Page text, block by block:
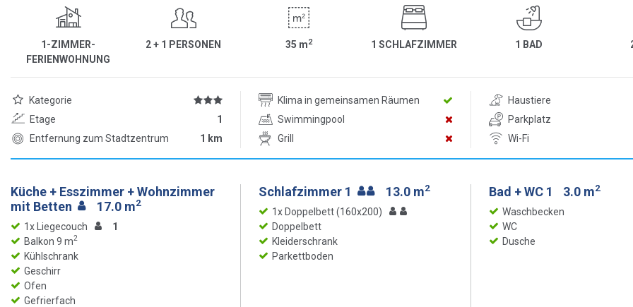
1-ZIMMER-
FERIENWOHNUNG
2 + 1 PERSONEN 35 m2 1 SCHLAFZIMMER 1 BAD
Kategorie Klima in gemeinsamen Räumen
Haustiere
Etage
1 Swimmingpool
Parkplatz
Entfernung zum Stadtzentrum
1 km Grill Wi-Fi
Küche + Esszimmer + Wohnzimmer
mit Betten
17.0 m2
1x Liegecouch
1
Balkon 9 m2
Kühlschrank
Geschirr
Ofen
Gefrierfach
Schlafzimmer 1 13.0 m2
1x Doppelbett (160x200)
Doppelbett
Kleiderschrank
Parkettboden
Bad + WC 1 3.0 m2
Waschbecken
WC
Dusche